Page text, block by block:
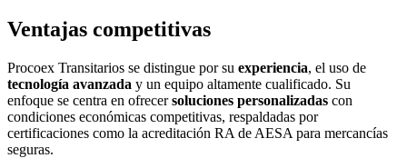
Ventajas competitivas
Procoex Transitarios se distingue por su experiencia, el uso de
tecnología avanzada y un equipo altamente cualificado. Su
enfoque se centra en ofrecersoluciones personalizadas con
condiciones económicas competitivas, respaldadas por
certificaciones como la acreditación RA de AESA para mercancías
seguras.